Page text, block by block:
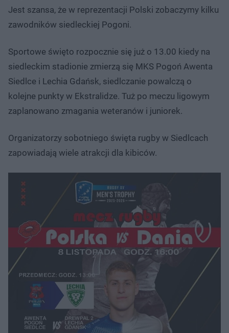
Jest szansa, że w reprezentacji Polski zobaczymy kilku
zawodników siedleckiej Pogoni.
Sportowe święto rozpocznie się już o 13.00 kiedy na
siedleckim stadionie zmierzą się MKS Pogoń Awenta
Siedlce i Lechia Gdańsk, siedlczanie powalczą o
kolejne punkty w Ekstralidze. Tuż po meczu ligowym
zaplanowano zmagania weteranów i juniorek.
Organizatorzy sobotniego święta rugby w Siedlcach
zapowiadają wiele atrakcji dla kibiców.